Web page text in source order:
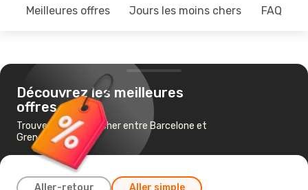
Meilleures offres Jours les moins chers FAQ
Découvrez les meilleures
offres
Trouvez un vol pas cher entre Barcelone et
Grenade
Aller-retour Aller simple